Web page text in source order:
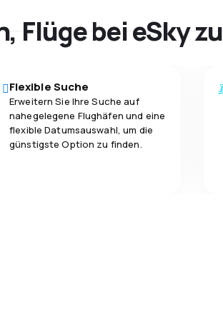
Flüge bei eSky
Flexible Suche
Erweitern Sie Ihre Suche auf
nahegelegene Flughäfen und eine
flexible Datumsauswahl, um die
günstigste Option zu finden.